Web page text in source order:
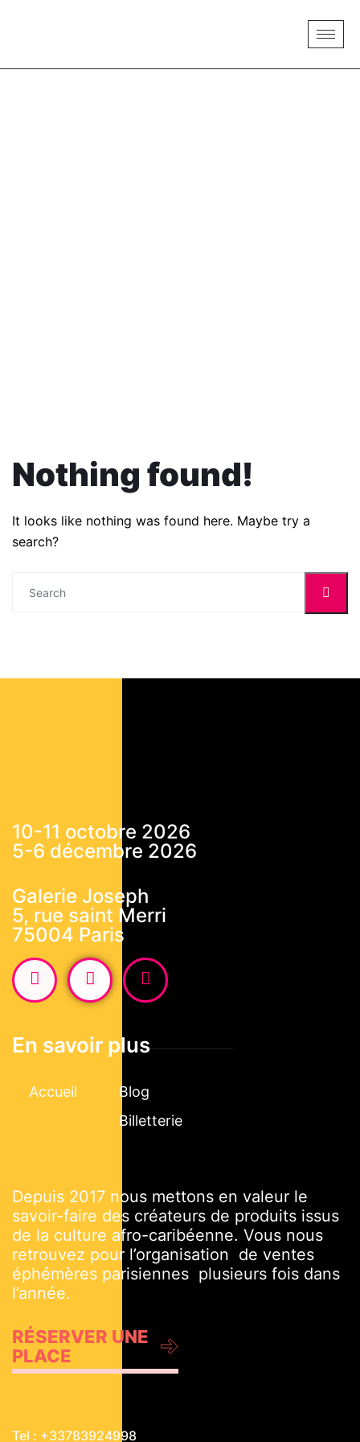
Nothing found!
It looks like nothing was found here. Maybe try a
search?
10-11 octobre 2026
5-6 décembre 2026
Galerie Joseph
5, rue saint Merri
75004 Paris
En savoir plus
Accueil
Blog
Billetterie
Depuis 2017 nous mettons en valeur le
savoir-faire des créateurs de produits issus
de la culture afro-caribéenne. Vous nous
retrouvez pour l’organisation de ventes
éphémères parisiennes plusieurs fois dans
l’année.
RÉSERVER UNE
PLACE
Tel : +33783924998